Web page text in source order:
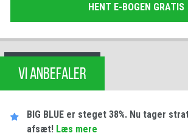
HENT E-BOGEN GRATIS
VI ANBEFALER
BIG BLUE er steget 38%. Nu tager
afsæt! Læs mere